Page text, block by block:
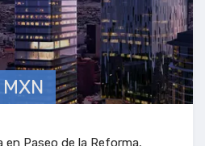
Paseo de la Reforma,